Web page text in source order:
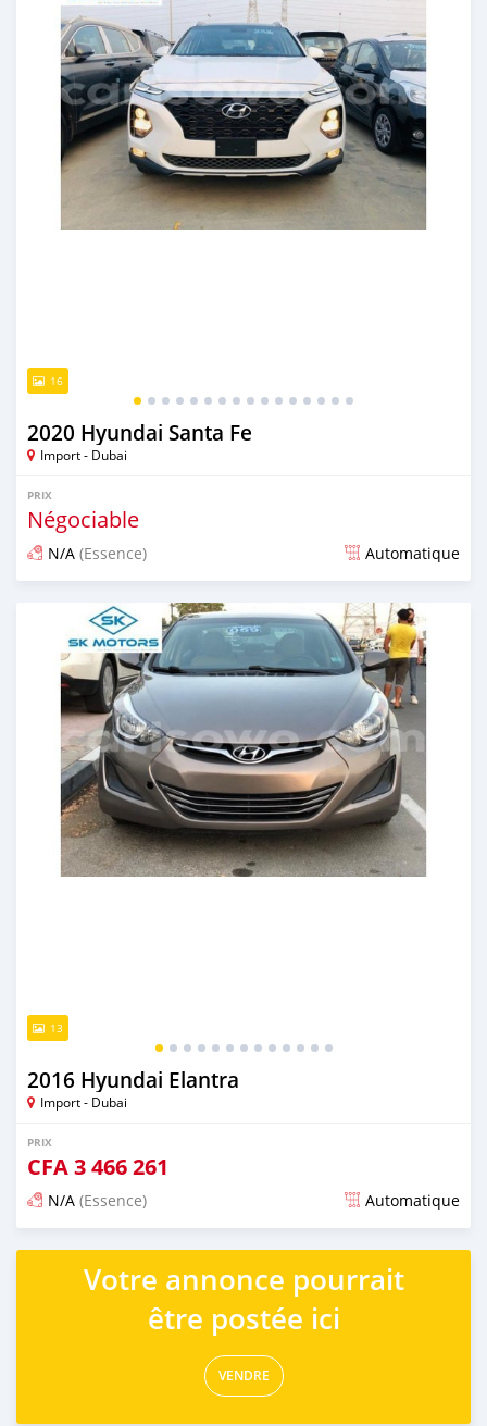
16
2020 Hyundai Santa Fe
Import - Dubai
PRIX
Négociable
N/A (Essence) Automatique
Publié il y a presque 6 ans
13
2016 Hyundai Elantra
Import - Dubai
PRIX
CFA3 466 261
N/A (Essence) Automatique
Publié il y a presque 6 ans
Votre annonce pourrait
être postée ici
VENDRE